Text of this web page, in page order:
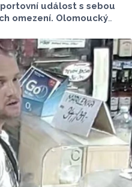
událost s sebou
omezení. Olomoucký